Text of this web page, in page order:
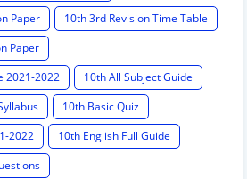
Paper
10th 3rd Revision Time Table
Paper
2021-2022
10th All Subject Guide
10th Basic Quiz
2022
10th English Full Guide